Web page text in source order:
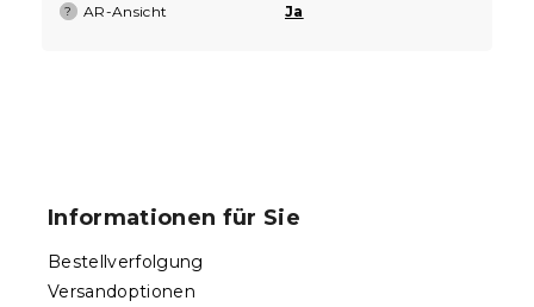
? AR-Ansicht Ja
Informationen für Sie
Bestellverfolgung
Versandoptionen